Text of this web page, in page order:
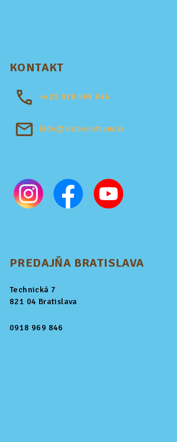
KONTAKT
+421 918 969 846
kido@kidocentrum.sk
PREDAJŇA BRATISLAVA
Technická 7
821 04 Bratislava
0918 969 846